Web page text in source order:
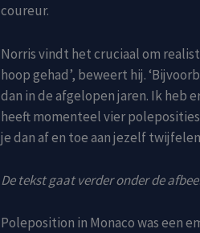
coureur.
Norris vindt het cruciaal om
hoop gehad’, beweert hij.
dan in de afgelopen jaren. Ik heb
heeft momenteel vier poleposities
je dan af en toe aan jezelf
De tekst gaat verder onder de
Poleposition in Monaco was een